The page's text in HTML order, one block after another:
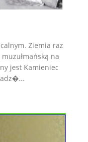
Ziemia raz
na
jest Kamieniec